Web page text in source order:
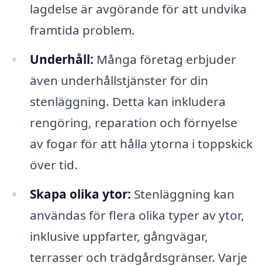
lagdelse är avgörande för att undvika
framtida problem.
Underhåll: Många företag erbjuder
även underhållstjänster för din
stenläggning. Detta kan inkludera
rengöring, reparation och förnyelse
av fogar för att hålla ytorna i toppskick
över tid.
Skapa olika ytor: Stenläggning kan
användas för flera olika typer av ytor,
inklusive uppfarter, gångvägar,
terrasser och trädgårdsgränser. Varje